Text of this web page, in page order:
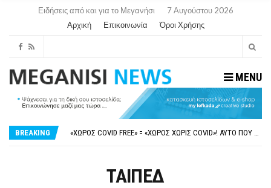
Ειδήσεις από και για το Μεγανήσι
7 Αυγούστου 2026
Αρχική
Επικοινωνία Όροι Χρήσης
MENU
BREAKING
FAKE NEWS ΓΙΑ ΤΟ ΛΙΓΝΙΤΙΚΌ ΣΤΑΘΜΌ ΠΤΟΛΕΜΑΪ́ΔΑ 5 ΚΑΙ ΤΗΝ ΕΝΕΡΓΕΙΑΚΉ ΑΣΦΆΛΕΙΑ ΤΗΣ ΧΏΡΑΣ
ΤΑΙΠΕΔ